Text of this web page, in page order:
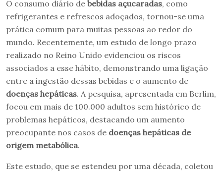
O consumo diário de bebidas açucaradas, como
refrigerantes e refrescos adoçados, tornou-se uma
prática comum para muitas pessoas ao redor do
mundo. Recentemente, um estudo de longo prazo
realizado no Reino Unido evidenciou os riscos
associados a esse hábito, demonstrando uma ligação
entre a ingestão dessas bebidas e o aumento de
doenças hepáticas. A pesquisa, apresentada em Berlim,
focou em mais de 100.000 adultos sem histórico de
problemas hepáticos, destacando um aumento
preocupante nos casos de doenças hepáticas de
origem metabólica.
Este estudo, que se estendeu por uma década, coletou